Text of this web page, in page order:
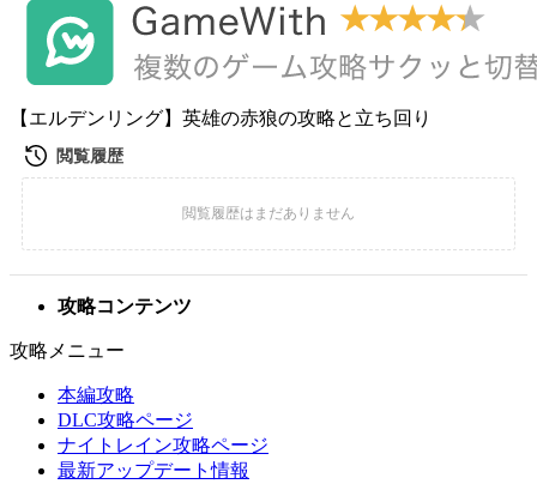
【エルデンリング】英雄の赤狼の攻略と立ち回り
攻略コンテンツ
攻略メニュー
本編攻略
DLC攻略ページ
ナイトレイン攻略ページ
最新アップデート情報